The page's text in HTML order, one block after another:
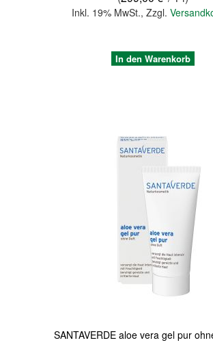
Inkl. 19% MwSt., Zzgl.
In den Warenkorb
SANTAVERDE aloe vera gel pur